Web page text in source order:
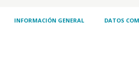
INFORMACIÓN GENERAL DATOS